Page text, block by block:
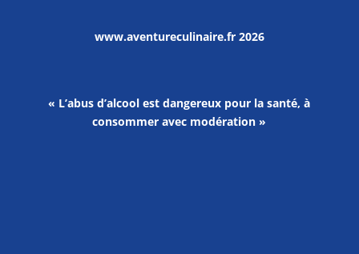
www.aventureculinaire.fr2026
« L’abus d’alcool est dangereux pour la santé, à
consommer avec modération »